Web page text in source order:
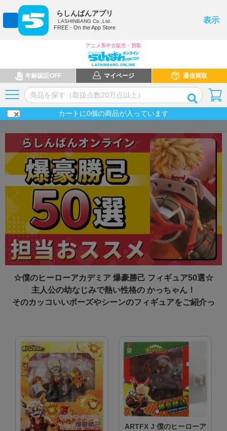
らしんばんアプリ
LASHINBANG Co.,Ltd.
FREE - On the App Store
表示
アニメ系中古販売・買取
年齢認証OFF マイページ 通信買取
カートに0個の商品が入っています
☆僕のヒーローアカデミア 爆豪勝己 フィギュア50選☆
主人公の幼なじみで熱い性格の かっちゃん！
そのカッコいいポーズやシーンのフィギュアをご紹介っ
ARTFX J 僕のヒーローア